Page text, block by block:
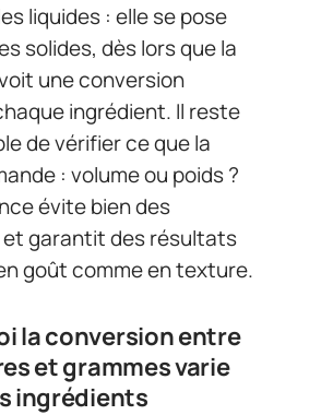
liquides : elle se pose
solides, dès lors que la
une conversion
ingrédient. Il reste
de vérifier ce que la
: volume ou poids ?
évite bien des
garantit des résultats
goût comme en texture.
la conversion entre
et grammes varie
ingrédients